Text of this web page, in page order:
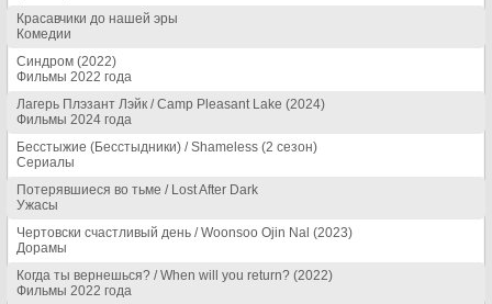
Красавчики до нашей эры
Комедии
Синдром (2022)
Фильмы 2022 года
Лагерь Плэзант Лэйк / Camp Pleasant Lake (2024)
Фильмы 2024 года
Бесстыжие (Бесстыдники) / Shameless (2 сезон)
Сериалы
Потерявшиеся во тьме / Lost After Dark
Ужасы
Чертовски счастливый день / Woonsoo Ojin Nal (2023)
Дорамы
Когда ты вернешься? / When will you return? (2022)
Фильмы 2022 года